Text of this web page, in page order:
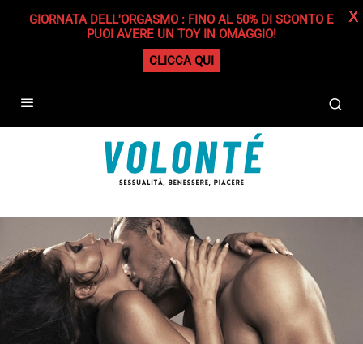
GIORNATA DELL'ORGASMO : FINO AL 50% DI SCONTO E
PUOI AVERE UN TOY IN OMAGGIO!
CLICCA QUI
X